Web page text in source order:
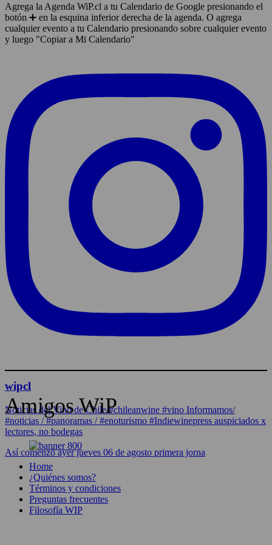
Agrega la Agenda WiP.cl a tu Calendario de Google presionando el
botón ➕ en la esquina inferior derecha de la agenda. O agrega
cualquier evento a tu Calendario presionando sobre cualquier evento
y luego "Copiar a Mi Calendario"
wipcl
Noticias del Vino de Chile/#chileanwine #vino Informamos/
#noticias / #panoramas / #enoturismo #Indiewinepress auspiciados x
lectores, no bodegas
Así comenzó ayer jueves 06 de agosto primera jorna
Amigos WiP
Home
¿Quiénes somos?
Términos y condiciones
Preguntas frecuentes
Filosofía WIP